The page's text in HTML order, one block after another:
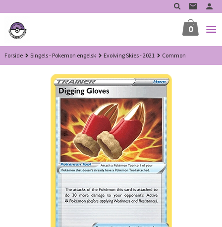
til
innholdet
0
Forside Singels - Pokemon engelsk Evolving Skies - 2021 Common